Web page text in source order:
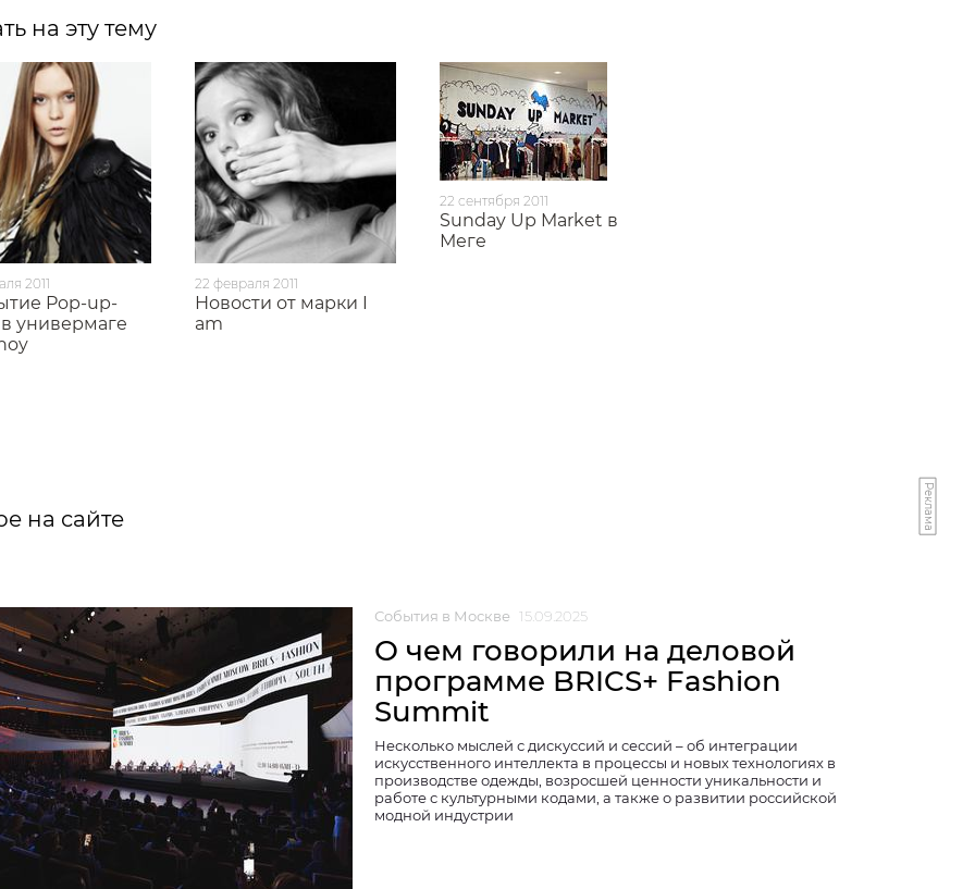
на эту тему
2011
Pop-up-
универмаге
22 февраля 2011
Новости от марки I
am
22 сентября 2011
Sunday Up Market в
Меге
Реклама
на сайте
События в Москве 15.09.2025
О чем говорили на деловой
программе BRICS+ Fashion
Summit
Несколько мыслей с дискуссий и сессий – об интеграции
искусственного интеллекта в процессы и новых технологиях в
производстве одежды, возросшей ценности уникальности и
работе с культурными кодами, а также о развитии российской
модной индустрии